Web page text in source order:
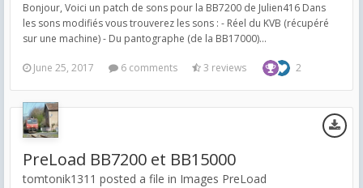
Bonjour, Voici un patch de sons pour la BB7200 de Julien416 Dans
les sons modifiés vous trouverez les sons : - Réel du KVB (récupéré
sur une machine) - Du pantographe (de la BB17000)...
June 25, 2017 6 comments 3 reviews 2
PreLoad BB7200 et BB15000
tomtonik1311 posted a file in Images PreLoad